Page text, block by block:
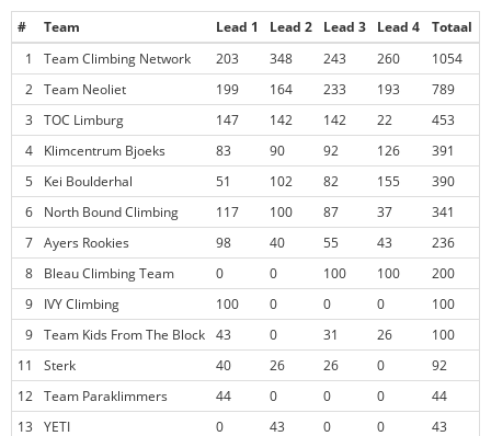
# Team Lead 1 Lead 2 Lead 3 Lead 4
Totaal
1
Team Climbing Network 203 348 243 260
1054
2 Team Neoliet 199 164 233 193
789
3
TOC Limburg 147 142 142 22
453
4
Klimcentrum Bjoeks 83 90 92 126
391
5
Kei Boulderhal 51 102 82 155
390
6
North Bound Climbing 117 100 87 37
341
7 Ayers Rookies 98 40 55 43
236
8
Bleau Climbing Team 0 0 100 100
200
9
IVY Climbing 100 0 0 0
100
9 Team Kids From The Block 43 0 31 26
100
11
Sterk 40 26 26 0
92
12 Team Paraklimmers 44 0 0 0
44
13
YETI 0 43 0 0
43